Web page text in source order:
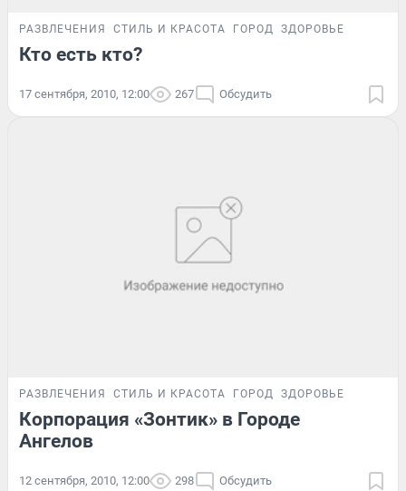
РАЗВЛЕЧЕНИЯ СТИЛЬ И КРАСОТА ГОРОД ЗДОРОВЬЕ
Кто есть кто?
17 сентября, 2010, 12:00 267 Обсудить
РАЗВЛЕЧЕНИЯ СТИЛЬ И КРАСОТА ГОРОД ЗДОРОВЬЕ
Корпорация «Зонтик» в Городе
Ангелов
12 сентября, 2010, 12:00 298 Обсудить